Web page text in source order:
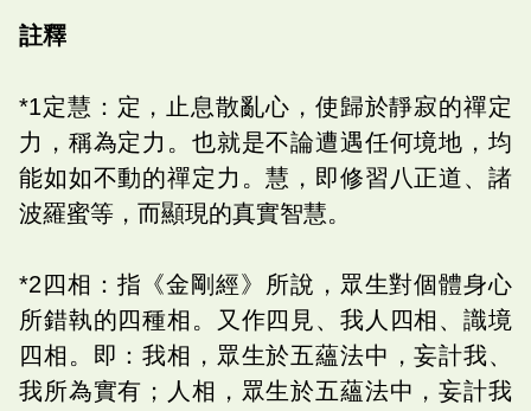
註釋
*1定慧：定，止息散亂心，使歸於靜寂的禪定
力，稱為定力。也就是不論遭遇任何境地，均
能如如不動的禪定力。慧，即修習八正道、諸
波羅蜜等，而顯現的真實智慧。
*2四相：指《金剛經》所說，眾生對個體身心
所錯執的四種相。又作四見、我人四相、識境
四相。即：我相，眾生於五蘊法中，妄計我、
我所為實有；人相，眾生於五蘊法中，妄計我